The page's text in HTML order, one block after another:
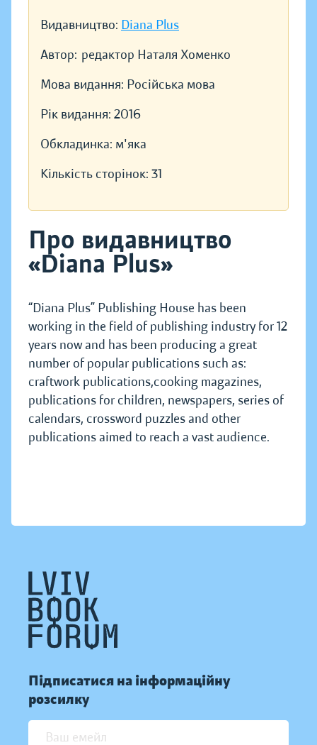
Видавництво: Diana Plus
Автор: редактор Наталя Хоменко
Мова видання: Російська мова
Рік видання: 2016
Обкладинка: м'яка
Кількість сторінок: 31
Про видавництво
«Diana Plus»
“Diana Plus” Publishing House has been
working in the field of publishing industry for 12
years now and has been producing a great
number of popular publications such as:
craftwork publications,cooking magazines,
publications for children, newspapers, series of
calendars, crossword puzzles and other
publications aimed to reach a vast audience.
Підписатися на інформаційну
розсилку